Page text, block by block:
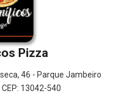
Pizza
46 - Parque Jambeiro
13042-540